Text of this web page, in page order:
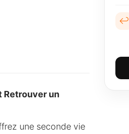
Retrouver un
une seconde vie
↩️